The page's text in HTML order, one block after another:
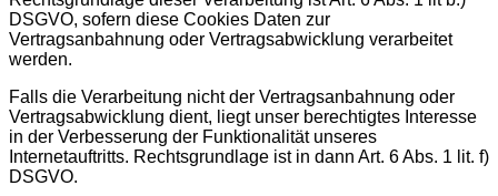
DSGVO, sofern diese Cookies Daten zur
Vertragsanbahnung oder Vertragsabwicklung verarbeitet
werden.
Falls die Verarbeitung nicht der Vertragsanbahnung oder
Vertragsabwicklung dient, liegt unser berechtigtes Interesse
in der Verbesserung der Funktionalität unseres
Internetauftritts. Rechtsgrundlage ist in dann Art. 6 Abs. 1 lit. f)
DSGVO.